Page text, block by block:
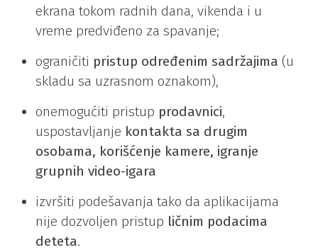
ekrana tokom radnih dana, vikenda i u
vreme predviđeno za spavanje;
ograničiti pristup određenim sadržajima (u
skladu sa uzrasnom oznakom),
onemogućiti pristup prodavnici,
uspostavljanje kontakta sa drugim
osobama, korišćenje kamere, igranje
grupnih video-igara
izvršiti podešavanja tako da aplikacijama
nije dozvoljen pristup ličnim podacima
deteta.